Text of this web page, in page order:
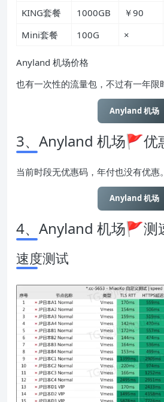
KING套餐
1000GB ￥90
Mini套餐
100G ×
Anyland 机场价格
也有一次性的流量包，不过有一年限
Anyland 机场
3、Anyland 机场🚩优
当前时段无优惠码，年付也没有优惠。
Anyland 机场
4、Anyland 机场🚩测
速度测试